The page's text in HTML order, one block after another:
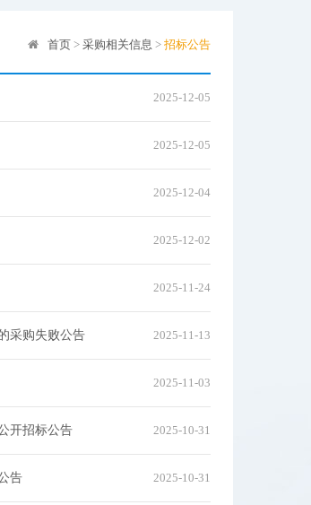
首页 > 采购相关信息 > 招标公告
2025-12-05
2025-12-05
2025-12-04
2025-12-02
2025-11-24
2025-11-13
采购失败公告
2025-11-03
2025-10-31
开招标公告
2025-10-31
告